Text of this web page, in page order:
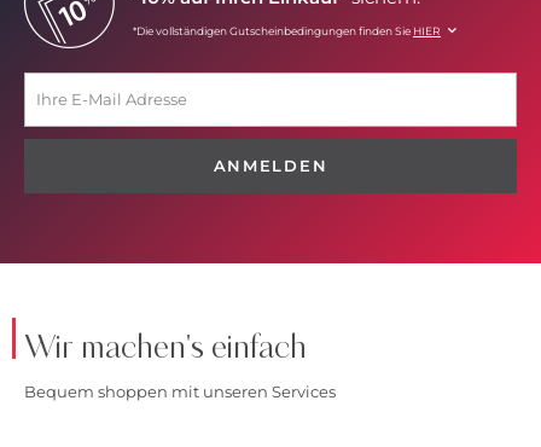
*Die vollständigen Gutscheinbedingungen finden Sie HIER
ANMELDEN
Wir machen's einfach
Bequem shoppen mit unseren Services